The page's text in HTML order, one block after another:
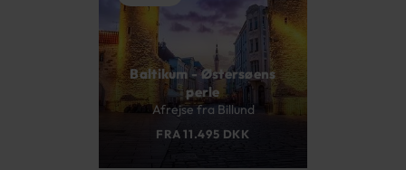
Baltikum - Østersøens
perle
Afrejse fra Billund
FRA 11.495 DKK